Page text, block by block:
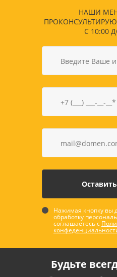
НАШИ
С 10:00
Нажимая кнопку вы
обработку
соглашаетесь с
Будьте